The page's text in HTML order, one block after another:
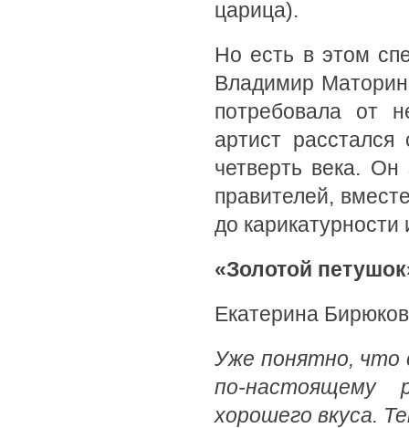
царица).
Но есть в этом
Владимир
потребовала от
артист
четверть века.
правителей,
до карикатурности
«Золотой
Екатерина
Уже понятно, что
по-настоящему
хорошего вкуса.